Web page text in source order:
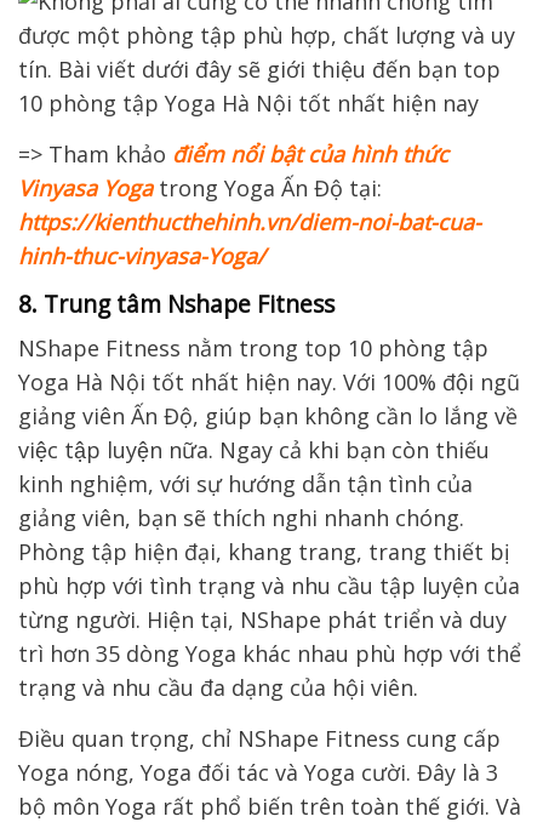
=> Tham khảo điểm nổi bật của hình thức
Vinyasa Yogatrong Yoga Ấn Độ tại:
https://kienthucthehinh.vn/diem-noi-bat-cua-
hinh-thuc-vinyasa-Yoga/
8. Trung tâm Nshape Fitness
NShape Fitness nằm trong top 10 phòng tập
Yoga Hà Nội tốt nhất hiện nay. Với 100% đội ngũ
giảng viên Ấn Độ, giúp bạn không cần lo lắng về
việc tập luyện nữa. Ngay cả khi bạn còn thiếu
kinh nghiệm, với sự hướng dẫn tận tình của
giảng viên, bạn sẽ thích nghi nhanh chóng.
Phòng tập hiện đại, khang trang, trang thiết bị
phù hợp với tình trạng và nhu cầu tập luyện của
từng người. Hiện tại, NShape phát triển và duy
trì hơn 35 dòng Yoga khác nhau phù hợp với thể
trạng và nhu cầu đa dạng của hội viên.
Điều quan trọng, chỉ NShape Fitness cung cấp
Yoga nóng, Yoga đối tác và Yoga cười. Đây là 3
bộ môn Yoga rất phổ biến trên toàn thế giới. Và